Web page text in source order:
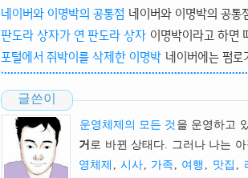
네이버와 이명박의 공통점 네이버와 이명박의 공통
판도라 상자가 연 판도라 상자 이명박이라고 하면
포털에서 쥐박이를 삭제한 이명박 네이버에는 펌
글쓴이
운영체제의 모든 것 을 운영하고
거 로 바뀐 상태다. 그러나 나는 아
영체제 , 시사, 가족 , 여행 , 맛집 ,